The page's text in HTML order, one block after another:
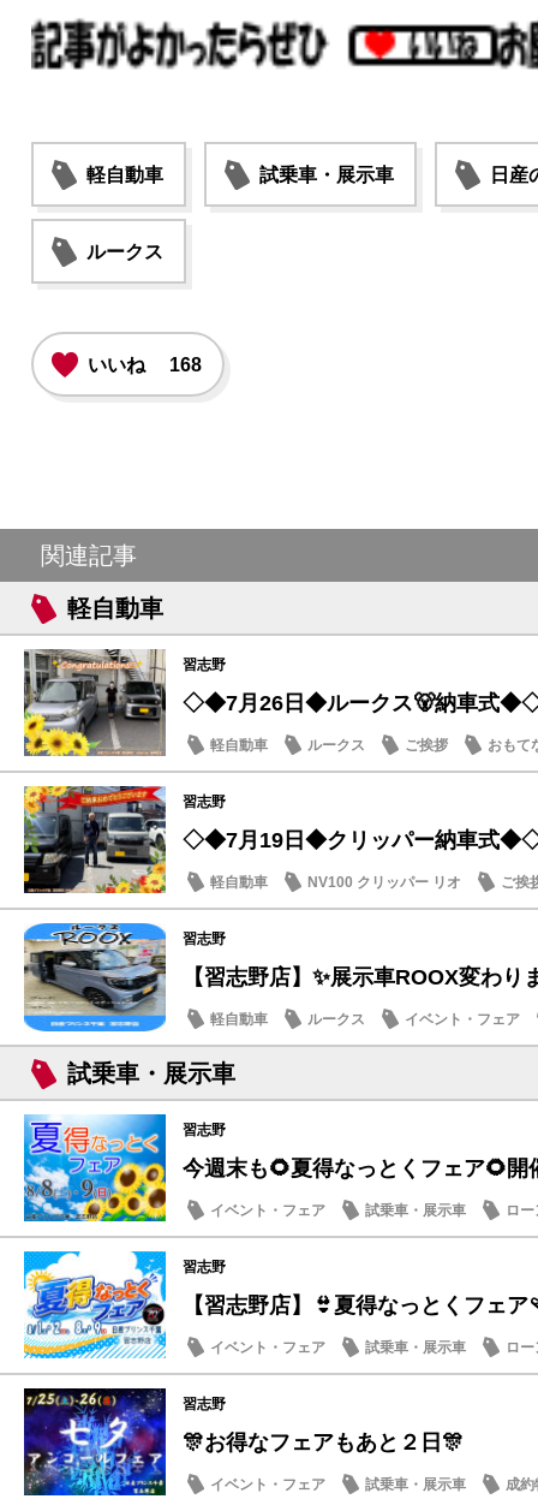
軽自動車 試乗車・展示車 日産
ルークス
いいね 168
関連記事
軽自動車
習志野
◇◆7月26日◆ルークス🐻納車式
軽自動車 ルークス ご挨拶 おもて
習志野
◇◆7月19日◆クリッパー納車式
軽自動車 NV100 クリッパー リオ ご挨
習志野
【習志野店】✨展示車ROOX変わり
軽自動車 ルークス イベント・フェア
試乗車・展示車
習志野
今週末も🌻夏得なっとくフェア🌻開
イベント・フェア 試乗車・展示車
ロー
営業日・店休日
習志野
【習志野店】👙夏得なっとくフェ
イベント・フェア 試乗車・展示車
ロー
日産のお店
習志野
🎊お得なフェアもあと２日🎊
イベント・フェア 試乗車・展示車
成約